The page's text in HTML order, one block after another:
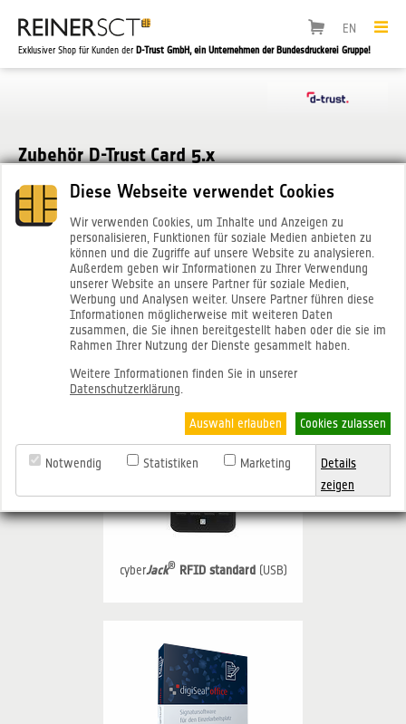
Diese Webseite verwendet Cookies
Wir verwenden Cookies, um Inhalte und Anzeigen zu
personalisieren, Funktionen für soziale Medien anbieten zu
können und die Zugriffe auf unsere Website zu analysieren.
Außerdem geben wir Informationen zu Ihrer Verwendung
unserer Website an unsere Partner für soziale Medien,
Werbung und Analysen weiter. Unsere Partner führen diese
Informationen möglicherweise mit weiteren Daten
zusammen, die Sie ihnen bereitgestellt haben oder die sie im
Rahmen Ihrer Nutzung der Dienste gesammelt haben.
Weitere Informationen finden Sie in unserer
Datenschutzerklärung
Auswahl erlauben Cookies zulassen
Notwendig Statistiken Marketing
Details
zeigen
EN
Exklusiver Shop für Kunden der D-Trust GmbH, ein Unternehmen der Bundesdruckerei Gruppe!
Zubehör D-Trust Card 5.x
cyberJack® RFID komfort USB-C
cyberJack® RFID standard(USB)